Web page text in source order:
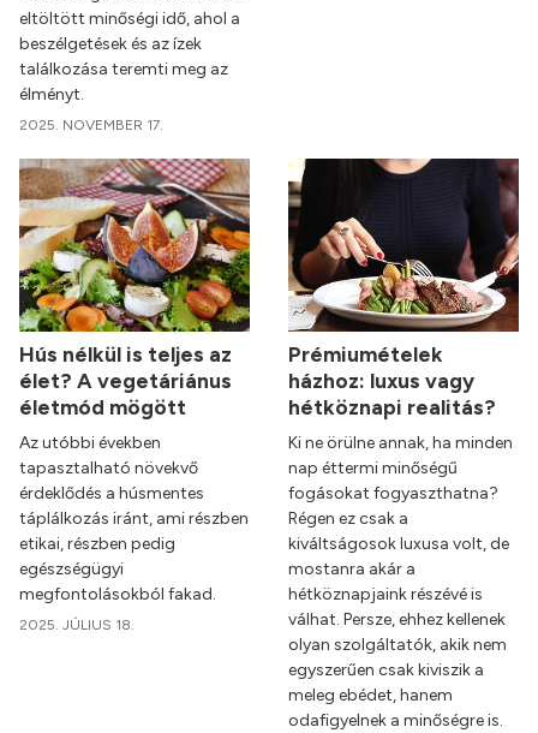
eltöltött minőségi idő, ahol a
beszélgetések és az ízek
találkozása teremti meg az
élményt.
2025. NOVEMBER 17.
Hús nélkül is teljes az
élet? A vegetáriánus
életmód mögött
Az utóbbi években
tapasztalható növekvő
érdeklődés a húsmentes
táplálkozás iránt, ami részben
etikai, részben pedig
egészségügyi
megfontolásokból fakad.
2025. JÚLIUS 18.
Prémiumételek
házhoz: luxus vagy
hétköznapi realitás?
Ki ne örülne annak, ha minden
nap éttermi minőségű
fogásokat fogyaszthatna?
Régen ez csak a
kiváltságosok luxusa volt, de
mostanra akár a
hétköznapjaink részévé is
válhat. Persze, ehhez kellenek
olyan szolgáltatók, akik nem
egyszerűen csak kiviszik a
meleg ebédet, hanem
odafigyelnek a minőségre is.